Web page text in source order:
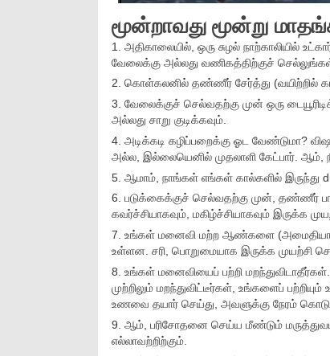
மூன்றாவது மூன்று
1. அதிகாலையில், ஒரு சுழல் நாற்காலியில்
வேலைக்கு அல்லது வணிகத்திற்குச் செல்லுங்கள்.
2. கொள்கலனில் தண்ணீர் சேர்த்து (வயிற்றில்
3. வேலைக்குச் செல்வதற்கு முன் ஒரு
அல்லது சாறு குடிக்கவும்.
4. அடிக்கடி கழிப்பறைக்கு ஓட வேண்டுமா?
அல்ல, இல்லையெனில் முதலாளி கேட்பார்.
5. ஆமாம், நாங்கள் எங்கள் கால்களில் இருந்து
6. படுக்கைக்குச் செல்வதற்கு முன், தண்ணீர்
கவர்ச்சியாகவும், மகிழ்ச்சியாகவும் இருக்க
7. உங்கள் மனைவி மற்ற ஆண்களை (அமைதியாக,
உள்ளன. சரி, பொறுமையாக இருக்க முயற்சி
8. உங்கள் மனைவியைப் பற்றி
முற்றிலும் மறந்துவிட்டீர்கள், உங்களைப்
உணவை தயார் செய்து, அவளுக்கு நேரம்
9. ஆம், பரிசோதனை செய்ய மீண்டும்
எல்லாவற்றிற்கும்.